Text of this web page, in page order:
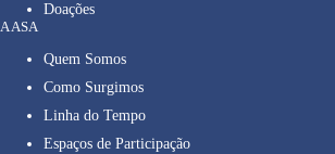
Doações
A ASA
Quem Somos
Como Surgimos
Linha do Tempo
Espaços de Participação